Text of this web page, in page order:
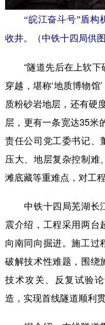
English Español
Русский язык
“皖江奋斗号”盾构
收井。（中铁十四局供图
“隧道先后在上软下
穿越，堪称‘地质博物馆
质粉砂岩地层，还有硬
层，更有一条宽达35米
责任公司党工委书记、
压大、地层复杂控制难
滩底藏等重难点，对工
中铁十四局芜湖长江
震介绍，工程采用两台
向南同向掘进。施工过
破解技术性难题，围绕
技术攻关、反复试验
造，实现首线隧道顺利贯